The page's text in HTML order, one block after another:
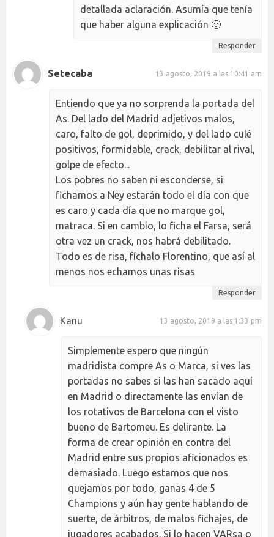
detallada aclaración. Asumía que tenía
que haber alguna explicación 🙂
Responder
Setecaba 13 agosto, 2019 a las 10:41 am
Entiendo que ya no sorprenda la portada del
As. Del lado del Madrid adjetivos malos,
caro, falto de gol, deprimido, y del lado culé
positivos, formidable, crack, debilitar al rival,
golpe de efecto...
Los pobres no saben ni esconderse, si
fichamos a Ney estarán todo el día con que
es caro y cada día que no marque gol,
matraca. Si en cambio, lo ficha el Farsa, será
otra vez un crack, nos habrá debilitado.
Todo es de risa, fíchalo Florentino, que así al
menos nos echamos unas risas
Responder
Kanu 13 agosto, 2019 a las 1:33 pm
Simplemente espero que ningún
madridista compre As o Marca, si ves las
portadas no sabes si las han sacado aquí
en Madrid o directamente las envían de
los rotativos de Barcelona con el visto
bueno de Bartomeu. Es delirante. La
forma de crear opinión en contra del
Madrid entre sus propios aficionados es
demasiado. Luego estamos que nos
quejamos por todo, ganas 4 de 5
Champions y aún hay gente hablando de
suerte, de árbitros, de malos fichajes, de
jugadores acabados. Si lo hacen VARsa o